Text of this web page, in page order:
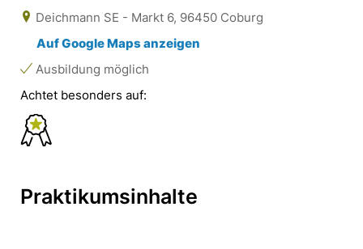
Deichmann SE - Markt 6, 96450 Coburg
Auf Google Maps anzeigen
Ausbildung möglich
Achtet besonders auf:
Praktikumsinhalte